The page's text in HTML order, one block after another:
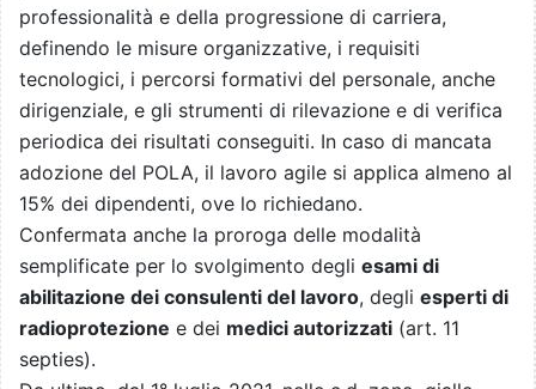
professionalità e della progressione di carriera,
definendo le misure organizzative, i requisiti
tecnologici, i percorsi formativi del personale, anche
dirigenziale, e gli strumenti di rilevazione e di verifica
periodica dei risultati conseguiti. In caso di mancata
adozione del POLA, il lavoro agile si applica almeno al
15% dei dipendenti, ove lo richiedano.
Confermata anche la proroga delle modalità
semplificate per lo svolgimento degli esami di
abilitazione dei consulenti del lavoro, degli esperti di
radioprotezione e dei medici autorizzati (art. 11
septies).